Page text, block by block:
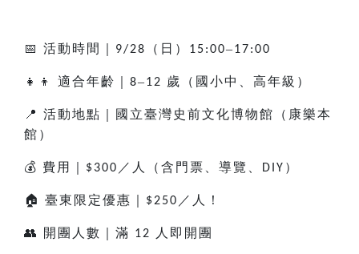
📅 活動時間｜ 9/28 （日） 15:00–17:00
👧👦 適合年齡｜ 8–12 歲（國小中、高年級）
📍 活動地點｜國立臺灣史前文化博物館（康樂本
館）
💰 費用｜ $300 ／人（含門票、導覽、 DIY ）
🏠 臺東限定優惠｜ $250 ／人！
👥 開團人數｜滿 12 人即開團